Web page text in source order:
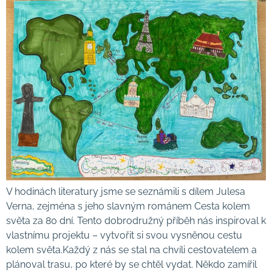
V hodinách literatury jsme se seznámili s dílem Julesa
Verna, zejména s jeho slavným románem Cesta kolem
světa za 80 dní. Tento dobrodružný příběh nás inspiroval k
vlastnímu projektu – vytvořit si svou vysněnou cestu
kolem světa.Každý z nás se stal na chvíli cestovatelem a
plánoval trasu, po které by se chtěl vydat. Někdo zamířil